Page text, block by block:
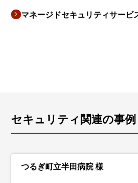
マネージドセキュリティサービ
セキュリティ関連の事例
つるぎ町立半田病院 様